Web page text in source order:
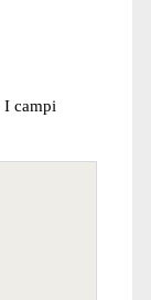
I campi